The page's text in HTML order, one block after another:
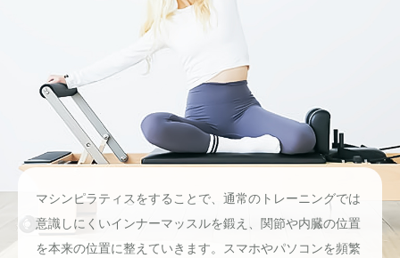
マシンピラティスをすることで、通常のトレーニングでは
意識しにくいインナーマッスルを鍛え、関節や内臓の位置
を本来の位置に整えていきます。スマホやパソコンを頻繁